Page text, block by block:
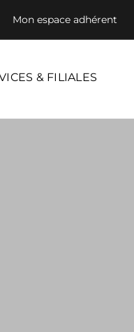
Mon espace adhérent
& FILIALES